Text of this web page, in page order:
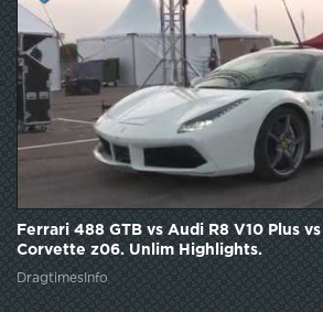
Ferrari 488 GTB vs Audi R8 V10 Plus
Corvette z06. Unlim Highlights.
DragtimesInfo